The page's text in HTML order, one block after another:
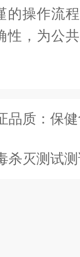
的操作流
性，为公
质：保健食
杀灭测试